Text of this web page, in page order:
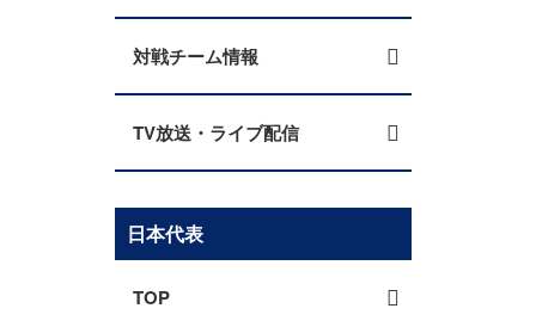
対戦チーム情報
TV放送・ライブ配信
日本代表
TOP